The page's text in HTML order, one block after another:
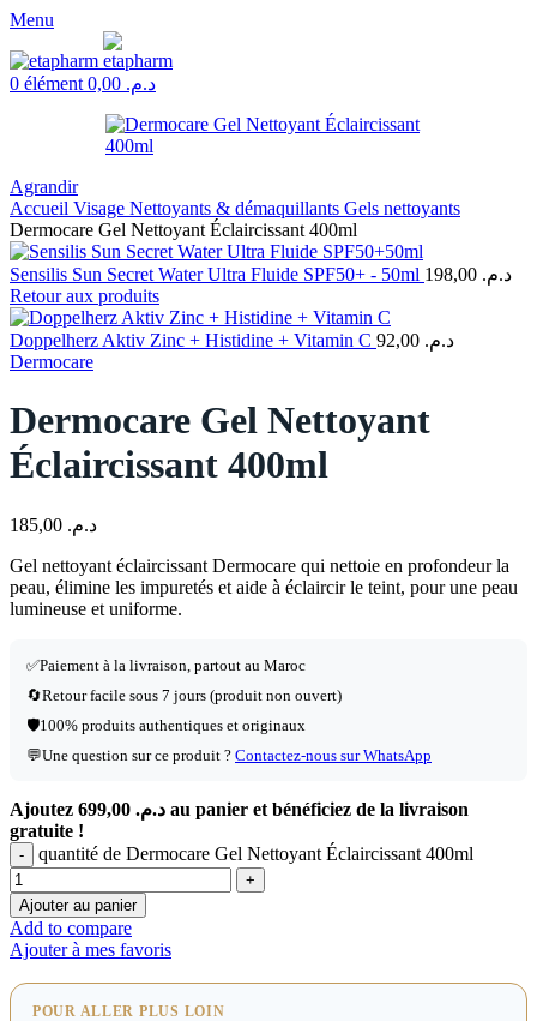
Menu
0 élément د.م.
Agrandir
Accueil Visage Nettoyants & démaquillants Gels nettoyants
Dermocare Gel Nettoyant Éclaircissant 400ml
Sensilis Sun Secret Water Ultra Fluide SPF50+ - 50ml د.م.
Retour aux produits
Doppelherz Aktiv Zinc + Histidine + Vitamin C د.م.
Dermocare
Dermocare Gel Nettoyant
Éclaircissant 400ml
د.م.
Gel nettoyant éclaircissant Dermocare qui nettoie en profondeur la
peau, élimine les impuretés et aide à éclaircir le teint, pour une peau
lumineuse et uniforme.
✅Paiement à la livraison, partout au Maroc
🔄Retour facile sous 7 jours (produit non ouvert)
🛡️100% produits authentiques et originaux
💬Une question sur ce produit ? Contactez-nous sur WhatsApp
Ajoutez د.م. au panier et bénéficiez de la livraison
gratuite !
quantité de Dermocare Gel Nettoyant Éclaircissant 400ml
Ajouter au panier
Add to compare
Ajouter à mes favoris
POUR ALLER PLUS LOIN